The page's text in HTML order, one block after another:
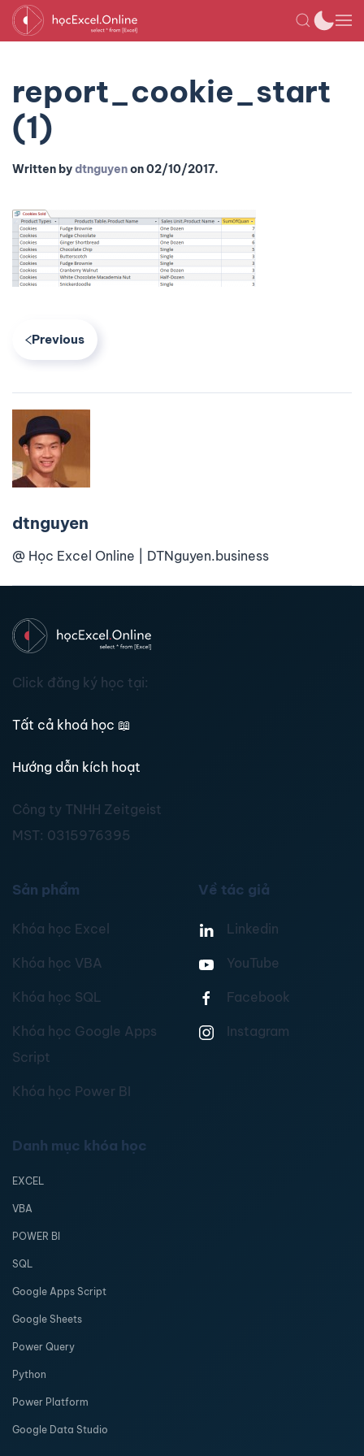
report_cookie_start
(1)
Written bydtnguyenon02/10/2017.
Previous
dtnguyen
@ Học Excel Online | DTNguyen.business
Click đăng ký học tại:
Tất cả khoá học 📖
Hướng dẫn kích hoạt
Công ty TNHH Zeitgeist
MST: 0315976395
Sản phẩm
Khóa học Excel
Khóa học VBA
Khóa học SQL
Khóa học Google Apps
Script
Khóa học Power BI
Về tác giả
Linkedin
YouTube
Facebook
Instagram
Danh mục khóa học
EXCEL
VBA
POWER BI
SQL
Google Apps Script
Google Sheets
Power Query
Python
Power Platform
Google Data Studio